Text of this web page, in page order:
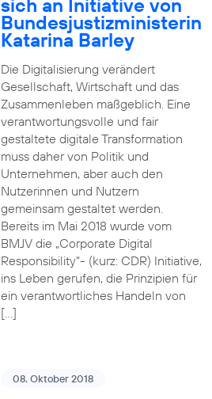
sich an Initiative von
Bundesjustizministerin
Katarina Barley
Die Digitalisierung verändert
Gesellschaft, Wirtschaft und das
Zusammenleben maßgeblich. Eine
verantwortungsvolle und fair
gestaltete digitale Transformation
muss daher von Politik und
Unternehmen, aber auch den
Nutzerinnen und Nutzern
gemeinsam gestaltet werden.
Bereits im Mai 2018 wurde vom
BMJV die „Corporate Digital
Responsibility“- (kurz: CDR) Initiative,
ins Leben gerufen, die Prinzipien für
ein verantwortliches Handeln von
[…]
08. Oktober 2018